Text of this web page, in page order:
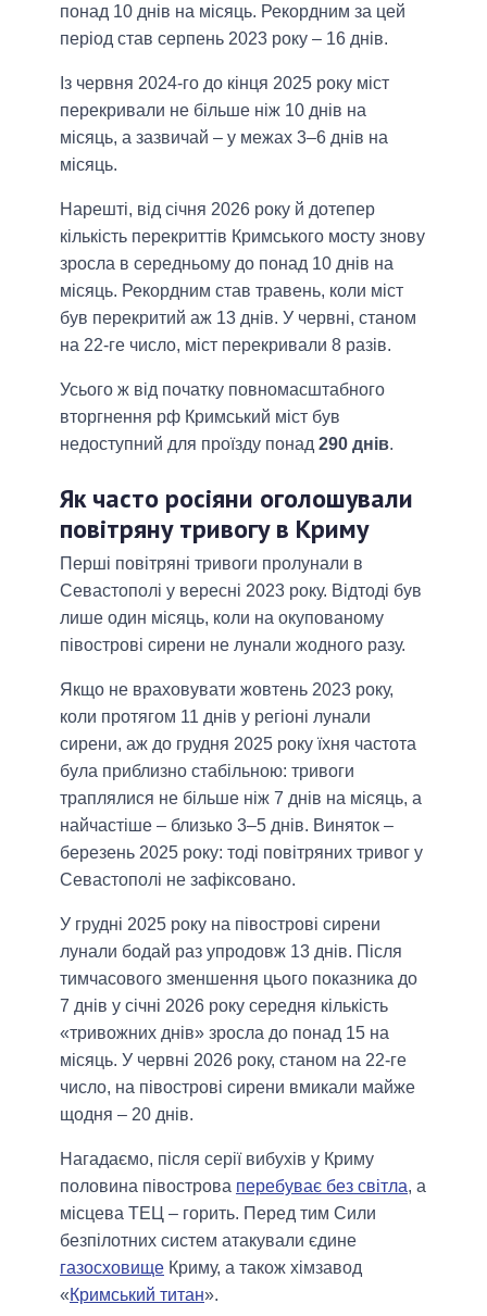
понад 10 днів на місяць. Рекордним за цей
період став серпень 2023 року – 16 днів.
Із червня 2024-го до кінця 2025 року міст
перекривали не більше ніж 10 днів на
місяць, а зазвичай – у межах 3–6 днів на
місяць.
Нарешті, від січня 2026 року й дотепер
кількість перекриттів Кримського мосту знову
зросла в середньому до понад 10 днів на
місяць. Рекордним став травень, коли міст
був перекритий аж 13 днів. У червні, станом
на 22-ге число, міст перекривали 8 разів.
Усього ж від початку повномасштабного
вторгнення рф Кримський міст був
недоступний для проїзду понад 290 днів.
Як часто росіяни оголошували
повітряну тривогу в Криму
Перші повітряні тривоги пролунали в
Севастополі у вересні 2023 року. Відтоді був
лише один місяць, коли на окупованому
півострові сирени не лунали жодного разу.
Якщо не враховувати жовтень 2023 року,
коли протягом 11 днів у регіоні лунали
сирени, аж до грудня 2025 року їхня частота
була приблизно стабільною: тривоги
траплялися не більше ніж 7 днів на місяць, а
найчастіше – близько 3–5 днів. Виняток –
березень 2025 року: тоді повітряних тривог у
Севастополі не зафіксовано.
У грудні 2025 року на півострові сирени
лунали бодай раз упродовж 13 днів. Після
тимчасового зменшення цього показника до
7 днів у січні 2026 року середня кількість
«тривожних днів» зросла до понад 15 на
місяць. У червні 2026 року, станом на 22-ге
число, на півострові сирени вмикали майже
щодня – 20 днів.
Нагадаємо, після серії вибухів у Криму
половина півострова перебуває без світла, а
місцева ТЕЦ – горить. Перед тим Сили
безпілотних систем атакували єдине
газосховище Криму, а також хімзавод
«Кримський титан».